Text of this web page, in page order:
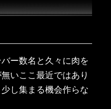
ー数名と久々に肉を
いここ最近ではあり
し集まる機会作らな